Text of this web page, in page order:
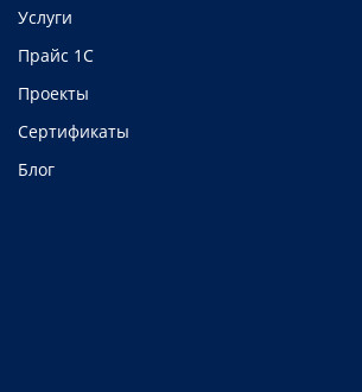
Услуги
Прайс 1C
Проекты
Сертификаты
Блог